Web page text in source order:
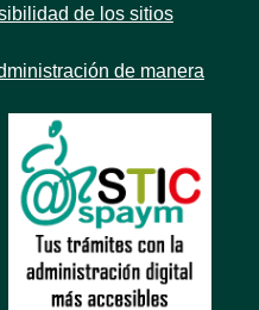
de los sitios
de manera